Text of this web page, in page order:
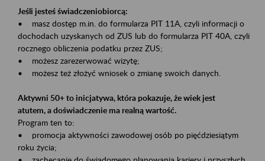
Jeśli jesteś świadczeniobiorcą:
• masz dostęp m.in. do formularza PIT 11A, czyli informacji o
dochodach uzyskanych od ZUS lub do formularza PIT 40A, czyli
rocznego obliczenia podatku przez ZUS;
• możesz zarezerwować wizytę;
• możesz też złożyć wniosek o zmianę swoich danych.
Aktywni 50+ to inicjatywa, która pokazuje, że wiek jest
atutem, a doświadczenie ma realną wartość.
Program ten to:
• promocja aktywności zawodowej osób po pięćdziesiątym
roku życia;